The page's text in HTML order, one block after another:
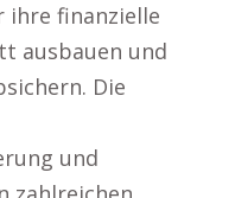
ihre finanzielle
ausbauen und
Die
und